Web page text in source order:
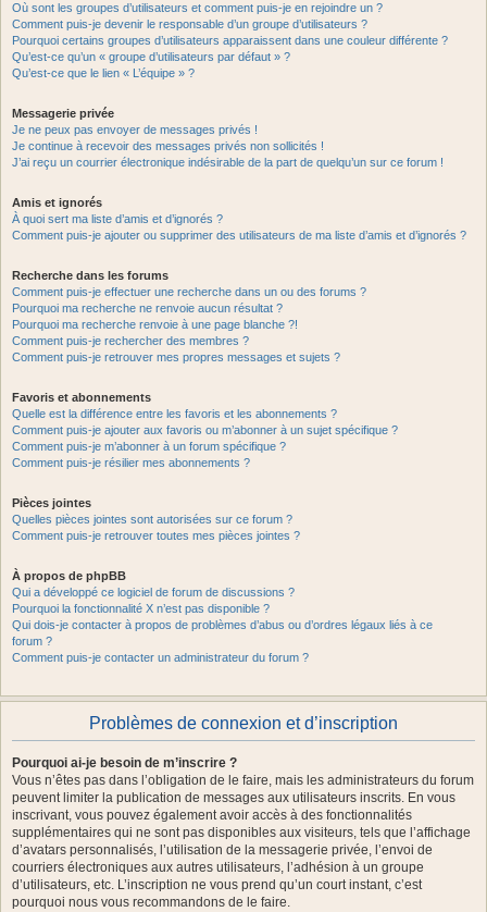
Où sont les groupes d’utilisateurs et comment puis-je en rejoindre un ?
Comment puis-je devenir le responsable d’un groupe d’utilisateurs ?
Pourquoi certains groupes d’utilisateurs apparaissent dans une couleur différente ?
Qu’est-ce qu’un « groupe d’utilisateurs par défaut » ?
Qu’est-ce que le lien « L’équipe » ?
Messagerie privée
Je ne peux pas envoyer de messages privés !
Je continue à recevoir des messages privés non sollicités !
J’ai reçu un courrier électronique indésirable de la part de quelqu’un sur ce forum !
Amis et ignorés
À quoi sert ma liste d’amis et d’ignorés ?
Comment puis-je ajouter ou supprimer des utilisateurs de ma liste d’amis et d’ignorés ?
Recherche dans les forums
Comment puis-je effectuer une recherche dans un ou des forums ?
Pourquoi ma recherche ne renvoie aucun résultat ?
Pourquoi ma recherche renvoie à une page blanche ?!
Comment puis-je rechercher des membres ?
Comment puis-je retrouver mes propres messages et sujets ?
Favoris et abonnements
Quelle est la différence entre les favoris et les abonnements ?
Comment puis-je ajouter aux favoris ou m’abonner à un sujet spécifique ?
Comment puis-je m’abonner à un forum spécifique ?
Comment puis-je résilier mes abonnements ?
Pièces jointes
Quelles pièces jointes sont autorisées sur ce forum ?
Comment puis-je retrouver toutes mes pièces jointes ?
À propos de phpBB
Qui a développé ce logiciel de forum de discussions ?
Pourquoi la fonctionnalité X n’est pas disponible ?
Qui dois-je contacter à propos de problèmes d’abus ou d’ordres légaux liés à ce
forum ?
Comment puis-je contacter un administrateur du forum ?
Problèmes de connexion et d’inscription
Pourquoi ai-je besoin de m’inscrire ?
Vous n’êtes pas dans l’obligation de le faire, mais les administrateurs du forum
peuvent limiter la publication de messages aux utilisateurs inscrits. En vous
inscrivant, vous pouvez également avoir accès à des fonctionnalités
supplémentaires qui ne sont pas disponibles aux visiteurs, tels que l’affichage
d’avatars personnalisés, l’utilisation de la messagerie privée, l’envoi de
courriers électroniques aux autres utilisateurs, l’adhésion à un groupe
d’utilisateurs, etc. L’inscription ne vous prend qu’un court instant, c’est
pourquoi nous vous recommandons de le faire.